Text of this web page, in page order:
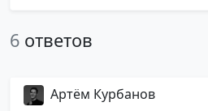
6 ответов
Артём Курбанов